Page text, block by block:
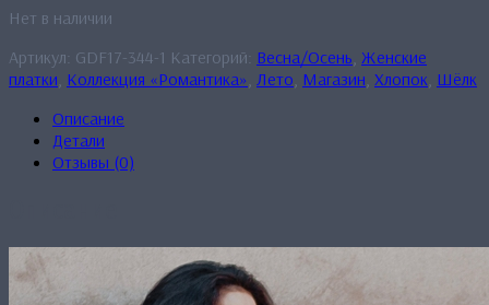
Нет в наличии
Артикул: GDF17-344-1 Категорий: Весна/Осень Женские
платки Коллекция «Романтика» Лето Магазин Хлопок Шёлк
Описание
Детали
Отзывы (0)